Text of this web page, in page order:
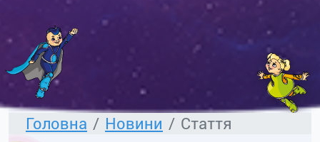
Головна Новини Стаття